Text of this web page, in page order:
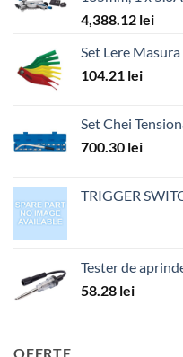
4,388.12 lei
Set Lere
104.21 lei
Set Chei
700.30 lei
TRIGGER
Tester de
58.28 lei
OFERTE